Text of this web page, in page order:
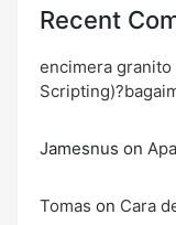
Recent
encimera granito
Jamesnus on
Tomas on Cara